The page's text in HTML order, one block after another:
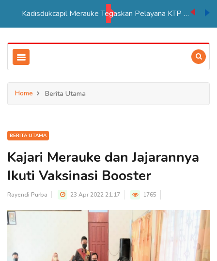
Kadisdukcapil Merauke Tegaskan Pelayana KTP Sesuai SOP
Home Berita Utama
BERITA UTAMA
Kajari Merauke dan Jajarannya
Ikuti Vaksinasi Booster
Rayendi Purba 23 Apr 2022 21:17 1765